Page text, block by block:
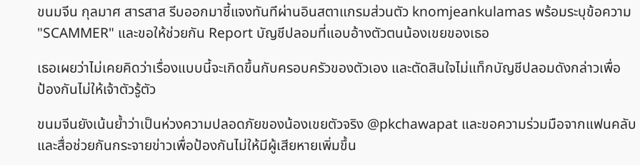
ขนมจีน กุลมาศ สารสาส รีบออกมาชี้แจงทันทีผ่านอินสตาแกรมส่วนตัว knomjeankulamas พร้อมระบุข้อความ
"SCAMMER" และขอให้ช่วยกัน Report บัญชีปลอมที่แอบอ้างตัวตนน้องเขยของเธอ
เธอเผยว่าไม่เคยคิดว่าเรื่องแบบนี้จะเกิดขึ้นกับครอบครัวของตัวเอง และตัดสินใจไม่แท็กบัญชีปลอมดังกล่าวเพื่อ
ป้องกันไม่ให้เจ้าตัวรู้ตัว
ขนมจีนยังเน้นย้ำว่าเป็นห่วงความปลอดภัยของน้องเขยตัวจริง @pkchawapat และขอความร่วมมือจากแฟนคลับ
และสื่อช่วยกันกระจายข่าวเพื่อป้องกันไม่ให้มีผู้เสียหายเพิ่มขึ้น